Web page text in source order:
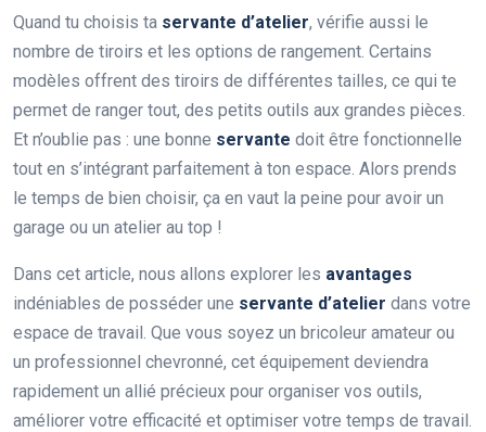
Quand tu choisis ta servante d’atelier, vérifie aussi le
nombre de tiroirs et les options de rangement. Certains
modèles offrent des tiroirs de différentes tailles, ce qui te
permet de ranger tout, des petits outils aux grandes pièces.
Et n’oublie pas : une bonne servante doit être fonctionnelle
tout en s’intégrant parfaitement à ton espace. Alors prends
le temps de bien choisir, ça en vaut la peine pour avoir un
garage ou un atelier au top !
Dans cet article, nous allons explorer les avantages
indéniables de posséder une servante d’atelier dans votre
espace de travail. Que vous soyez un bricoleur amateur ou
un professionnel chevronné, cet équipement deviendra
rapidement un allié précieux pour organiser vos outils,
améliorer votre efficacité et optimiser votre temps de travail.